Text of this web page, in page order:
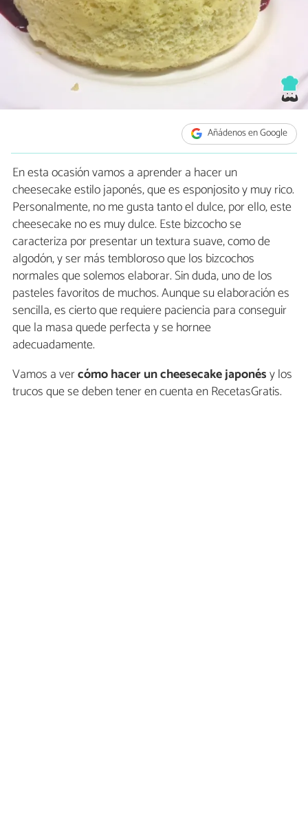
Añádenos en Google
En esta ocasión vamos a aprender a hacer un
cheesecake estilo japonés, que es esponjosito y muy rico.
Personalmente, no me gusta tanto el dulce, por ello, este
cheesecake no es muy dulce. Este bizcocho se
caracteriza por presentar un textura suave, como de
algodón, y ser más tembloroso que los bizcochos
normales que solemos elaborar. Sin duda, uno de los
pasteles favoritos de muchos. Aunque su elaboración es
sencilla, es cierto que requiere paciencia para conseguir
que la masa quede perfecta y se hornee
adecuadamente.
Vamos a vercómo hacer un cheesecake japonésy los
trucos que se deben tener en cuenta en RecetasGratis.